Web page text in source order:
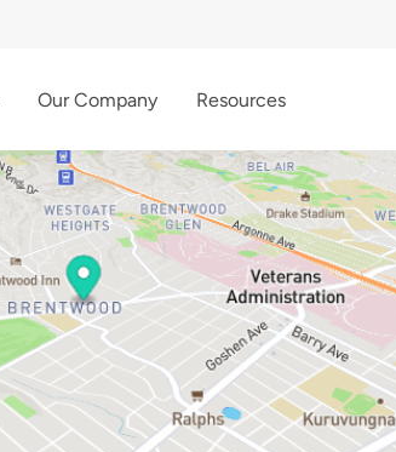
Our Company Resources